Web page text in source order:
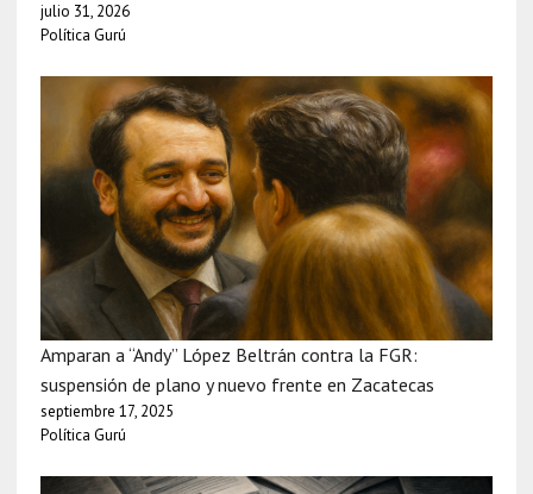
julio 31, 2026
Política Gurú
Amparan a “Andy” López Beltrán contra la FGR:
suspensión de plano y nuevo frente en Zacatecas
septiembre 17, 2025
Política Gurú